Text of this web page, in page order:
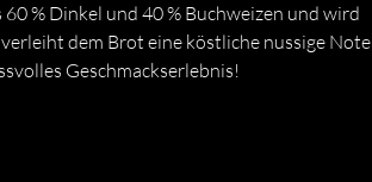
% Dinkel und 40 % Buchweizen und wird
dem Brot eine köstliche nussige Note
Geschmackserlebnis!